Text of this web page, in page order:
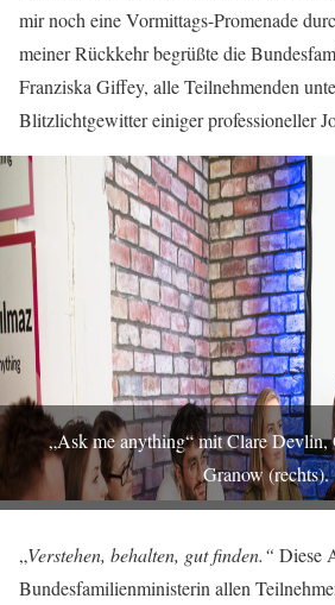
mir noch eine Vormittags-Promenade
meiner Rückkehr begrüßte die
Franziska Giffey, alle Teilnehmenden
Blitzlichtgewitter einiger professioneller
„Ask me anything“ mit Clare Devlin,
Granow (rechts).
„Verstehen, behalten, gut finden.“ Diese
Bundesfamilienministerin allen